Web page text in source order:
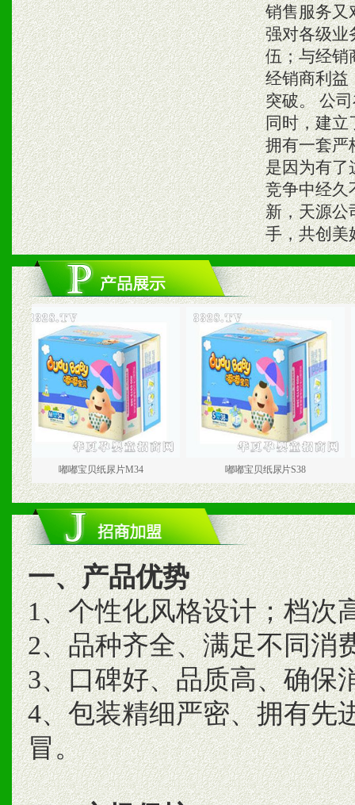
销售服务又
强对各级业
伍；与经销
经销商利益
突破。 公
同时，建立
拥有一套严
是因为有了
竞争中经
新，天源公
手，共创美
嘟嘟宝贝纸尿片M34 嘟嘟宝贝纸尿片S38
一、产品优势
1、个性化风格设计；档次
2、品种齐全、满足不同消
3、口碑好、品质高、确保
4、包装精细严密、拥有先
冒。